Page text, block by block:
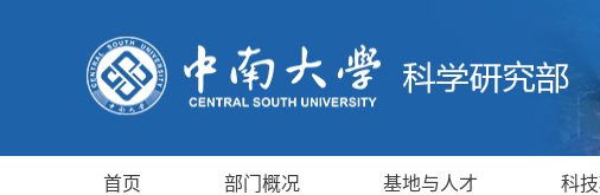
首页 部门概况 基地与人才 科